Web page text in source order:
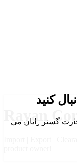
Rayan
کنید
گستر رایان می